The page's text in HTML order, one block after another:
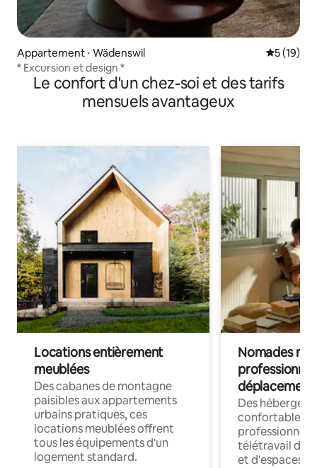
Appartement ⋅ Wädenswil
5 (19)
* Excursion et design *
Le confort d'un chez-soi et des tarifs
mensuels avantageux
Locations entièrement
meublées
Des cabanes de montagne
paisibles aux appartements
urbains pratiques, ces
locations meublées offrent
tous les équipements d'un
logement standard.
Nomades
déplacement
Des
confortables
professionnels
télétravail
et d'espaces